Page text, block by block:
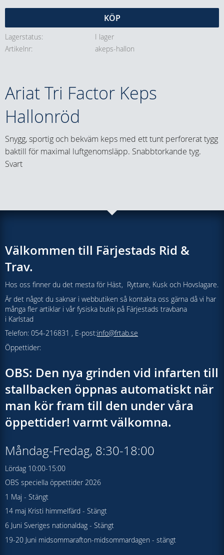
KÖP
Lagerstatus
I lager
Artikelnr
akeps-hallon
Ariat Tri Factor Keps
Hallonröd
Snygg, sportig och bekväm keps med ett tunt perforerat tygg
baktill för maximal luftgenomsläpp. Snabbtorkande tyg.
Svart
Välkommen till Färjestads Rid &
Trav.
Hos oss finner du det mesta för Häst, Ryttare, Kusk och Hovslagare.
Är det något du saknar i webbutiken så kontakta oss gärna då vi har
många fler artiklar i vår fysiska butik på Färjestads travbana
i Karlstad
Telefon: 054-216831 , E-post:info@frtab.se
Öppettider:
OBS: Den nya grinden vid infarten till
stallbacken öppnas automatiskt när
man kör fram till den under våra
öppettider! varmt välkomna.
Måndag-Fredag, 8:30-18:00
Lördag 10:00-15:00
OBS speciella öppettider 2026
1 Maj - Stängt
14 maj Kristi himmelfärd - Stängt
6 Juni Sveriges nationaldag - Stängt
19-20 Juni midsommarafton-midsommardagen - stängt